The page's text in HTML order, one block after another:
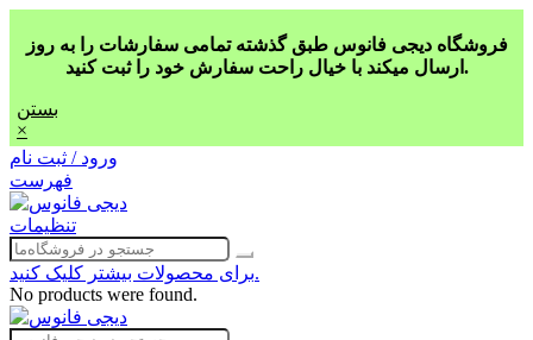
فروشگاه دیجی فانوس طبق گذشته تمامی سفارشات را به روز
ارسال میکند با خیال راحت سفارش خود را ثبت کنید.
بستن
×
ورود / ثبت نام
فهرست
تنظیمات
برای محصولات بیشتر کلیک کنید.
No products were found.